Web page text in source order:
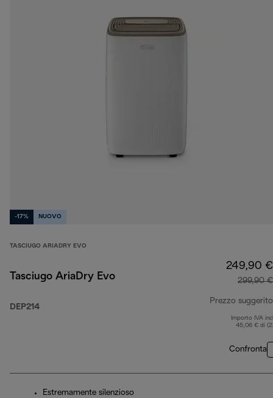
-17% NUOVO
TASCIUGO ARIADRY EVO
Tasciugo AriaDry Evo
DEP214
249,90 €
299,90 €
Prezzo suggerito
Importo IVA
45,06 € di
Confronta
Estremamente silenzioso